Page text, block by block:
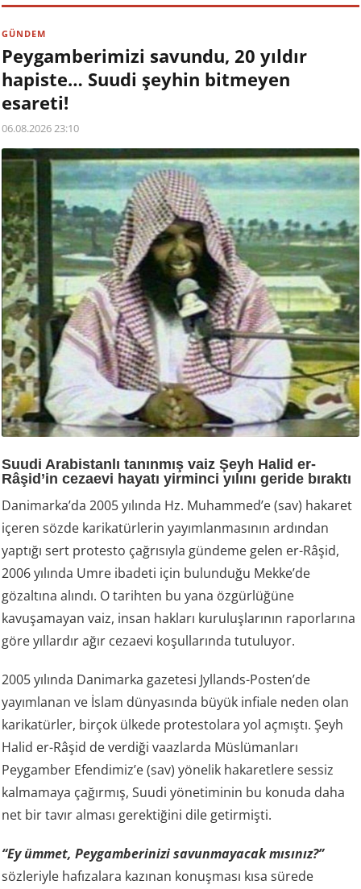
GÜNDEM
Peygamberimizi savundu, 20 yıldır
hapiste… Suudi şeyhin bitmeyen
esareti!
06.08.2026 23:10
Suudi Arabistanlı tanınmış vaiz Şeyh Halid er-
Râşid’in cezaevi hayatı yirminci yılını geride bıraktı
Danimarka’da 2005 yılında Hz. Muhammed’e (sav) hakaret
içeren sözde karikatürlerin yayımlanmasının ardından
yaptığı sert protesto çağrısıyla gündeme gelen er-Râşid,
2006 yılında Umre ibadeti için bulunduğu Mekke’de
gözaltına alındı. O tarihten bu yana özgürlüğüne
kavuşamayan vaiz, insan hakları kuruluşlarının raporlarına
göre yıllardır ağır cezaevi koşullarında tutuluyor.
2005 yılında Danimarka gazetesi Jyllands-Posten’de
yayımlanan ve İslam dünyasında büyük infiale neden olan
karikatürler, birçok ülkede protestolara yol açmıştı. Şeyh
Halid er-Râşid de verdiği vaazlarda Müslümanları
Peygamber Efendimiz’e (sav) yönelik hakaretlere sessiz
kalmamaya çağırmış, Suudi yönetiminin bu konuda daha
net bir tavır alması gerektiğini dile getirmişti.
“Ey ümmet, Peygamberinizi savunmayacak mısınız?”
sözleriyle hafızalara kazınan konuşması kısa sürede